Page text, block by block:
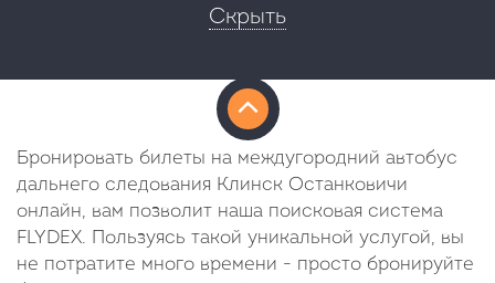
Скрыть
Бронировать билеты на междугородний автобус
дальнего следования Клинск Останковичи
онлайн, вам позволит наша поисковая система
FLYDEX. Пользуясь такой уникальной услугой, вы
не потратите много времени - просто бронируйте